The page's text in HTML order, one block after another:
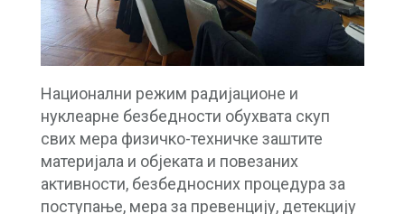
Национални режим радијационе и
нуклеарне безбедности обухвата скуп
свих мера физичко-техничке заштите
материјала и објеката и повезаних
активности, безбедносних процедура за
поступање, мера за превенцију, детекцију